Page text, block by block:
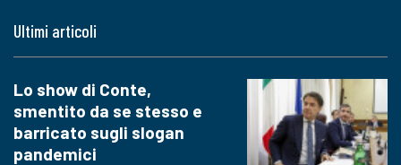
Ultimi articoli
Lo show di Conte,
smentito da se stesso e
barricato sugli slogan
pandemici